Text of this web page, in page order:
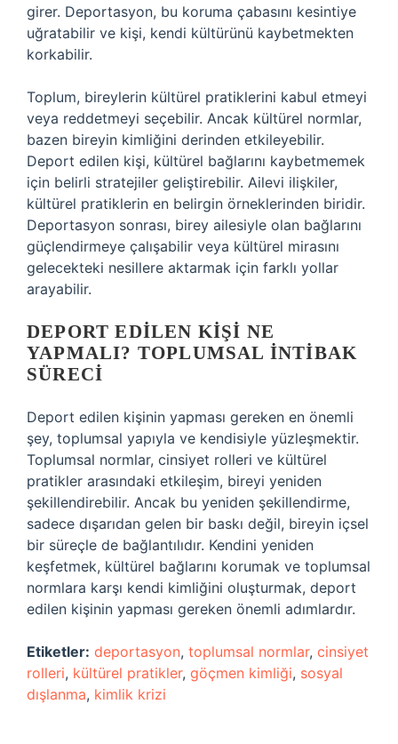
girer. Deportasyon, bu koruma çabasını kesintiye
uğratabilir ve kişi, kendi kültürünü kaybetmekten
korkabilir.
Toplum, bireylerin kültürel pratiklerini kabul etmeyi
veya reddetmeyi seçebilir. Ancak kültürel normlar,
bazen bireyin kimliğini derinden etkileyebilir.
Deport edilen kişi, kültürel bağlarını kaybetmemek
için belirli stratejiler geliştirebilir. Ailevi ilişkiler,
kültürel pratiklerin en belirgin örneklerinden biridir.
Deportasyon sonrası, birey ailesiyle olan bağlarını
güçlendirmeye çalışabilir veya kültürel mirasını
gelecekteki nesillere aktarmak için farklı yollar
arayabilir.
DEPORT EDILEN KIŞI NE
YAPMALI? TOPLUMSAL İNTIBAK
SÜRECI
Deport edilen kişinin yapması gereken en önemli
şey, toplumsal yapıyla ve kendisiyle yüzleşmektir.
Toplumsal normlar, cinsiyet rolleri ve kültürel
pratikler arasındaki etkileşim, bireyi yeniden
şekillendirebilir. Ancak bu yeniden şekillendirme,
sadece dışarıdan gelen bir baskı değil, bireyin içsel
bir süreçle de bağlantılıdır. Kendini yeniden
keşfetmek, kültürel bağlarını korumak ve toplumsal
normlara karşı kendi kimliğini oluşturmak, deport
edilen kişinin yapması gereken önemli adımlardır.
Etiketler: deportasyon, toplumsal normlar, cinsiyet
rolleri, kültürel pratikler, göçmen kimliği, sosyal
dışlanma, kimlik krizi